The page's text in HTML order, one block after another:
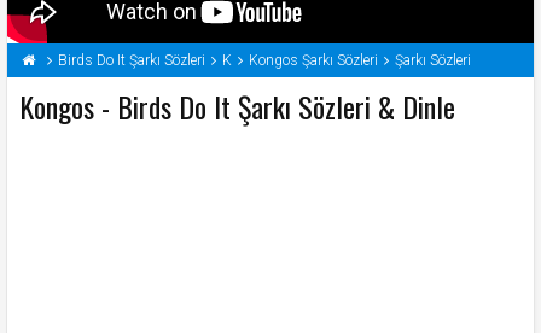
Birds Do It Şarkı Sözleri K Kongos Şarkı Sözleri Şarkı Sözleri
Kongos - Birds Do It Şarkı Sözleri & Dinle